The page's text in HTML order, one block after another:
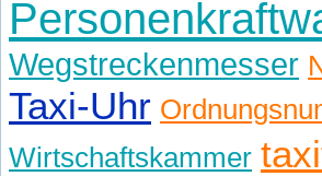
Wegstreckenmesser
Taxi-Uhr
Wirtschaftskammer